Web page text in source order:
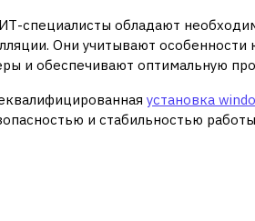
специалисты обладают
Они учитывают
и обеспечивают оптимальную
установка
и стабильностью